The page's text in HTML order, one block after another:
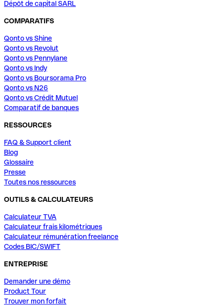
Dépôt de capital SARL
COMPARATIFS
Qonto vs Shine
Qonto vs Revolut
Qonto vs Pennylane
Qonto vs Indy
Qonto vs Boursorama Pro
Qonto vs N26
Qonto vs Crédit Mutuel
Comparatif de banques
RESSOURCES
FAQ & Support client
Blog
Glossaire
Presse
Toutes nos ressources
OUTILS & CALCULATEURS
Calculateur TVA
Calculateur frais kilométriques
Calculateur rémunération freelance
Codes BIC/SWIFT
ENTREPRISE
Demander une démo
Product Tour
Trouver mon forfait